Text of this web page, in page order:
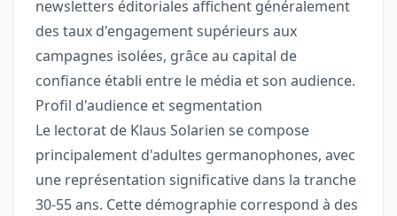
newsletters éditoriales affichent généralement
des taux d'engagement supérieurs aux
campagnes isolées, grâce au capital de
confiance établi entre le média et son audience.
Profil d'audience et segmentation
Le lectorat de Klaus Solarien se compose
principalement d'adultes germanophones, avec
une représentation significative dans la tranche
30-55 ans. Cette démographie correspond à des